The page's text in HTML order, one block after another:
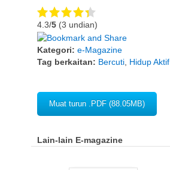
4.3/5 (3 undian)
Kategori: e-Magazine
Tag berkaitan: Bercuti Hidup Aktif
Muat turun .PDF (88.05MB)
Lain-lain E-magazine